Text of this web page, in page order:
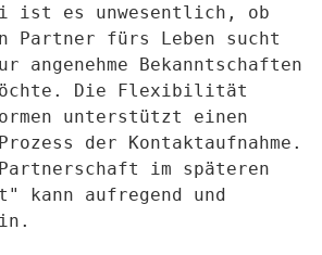
ist es unwesentlich, ob
Partner fürs Leben sucht
angenehme Bekanntschaften
Die Flexibilität
unterstützt einen
der Kontaktaufnahme.
im späteren
kann aufregend und